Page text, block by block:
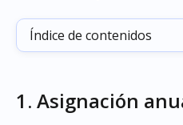
Índice de contenidos
1. Asignación